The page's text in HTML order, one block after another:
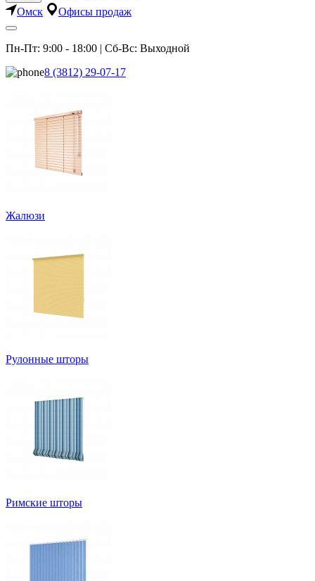
Омск Офисы продаж
Пн-Пт: 9:00 - 18:00 | Сб-Вс: Выходной
8 (3812) 29-07-17
Жалюзи
Рулонные шторы
Римские шторы